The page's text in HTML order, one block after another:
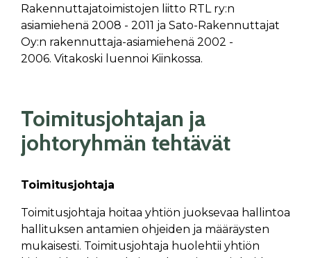
Rakennuttajatoimistojen liitto RTL ry:n
asiamiehenä 2008 - 2011 ja Sato-Rakennuttajat
Oy:n rakennuttaja-asiamiehenä 2002 -
2006. Vitakoski luennoi Kiinkossa.
Toimitusjohtajan ja
johtoryhmän tehtävät
Toimitusjohtaja
Toimitusjohtaja hoitaa yhtiön juoksevaa hallintoa
hallituksen antamien ohjeiden ja määräysten
mukaisesti. Toimitusjohtaja huolehtii yhtiön